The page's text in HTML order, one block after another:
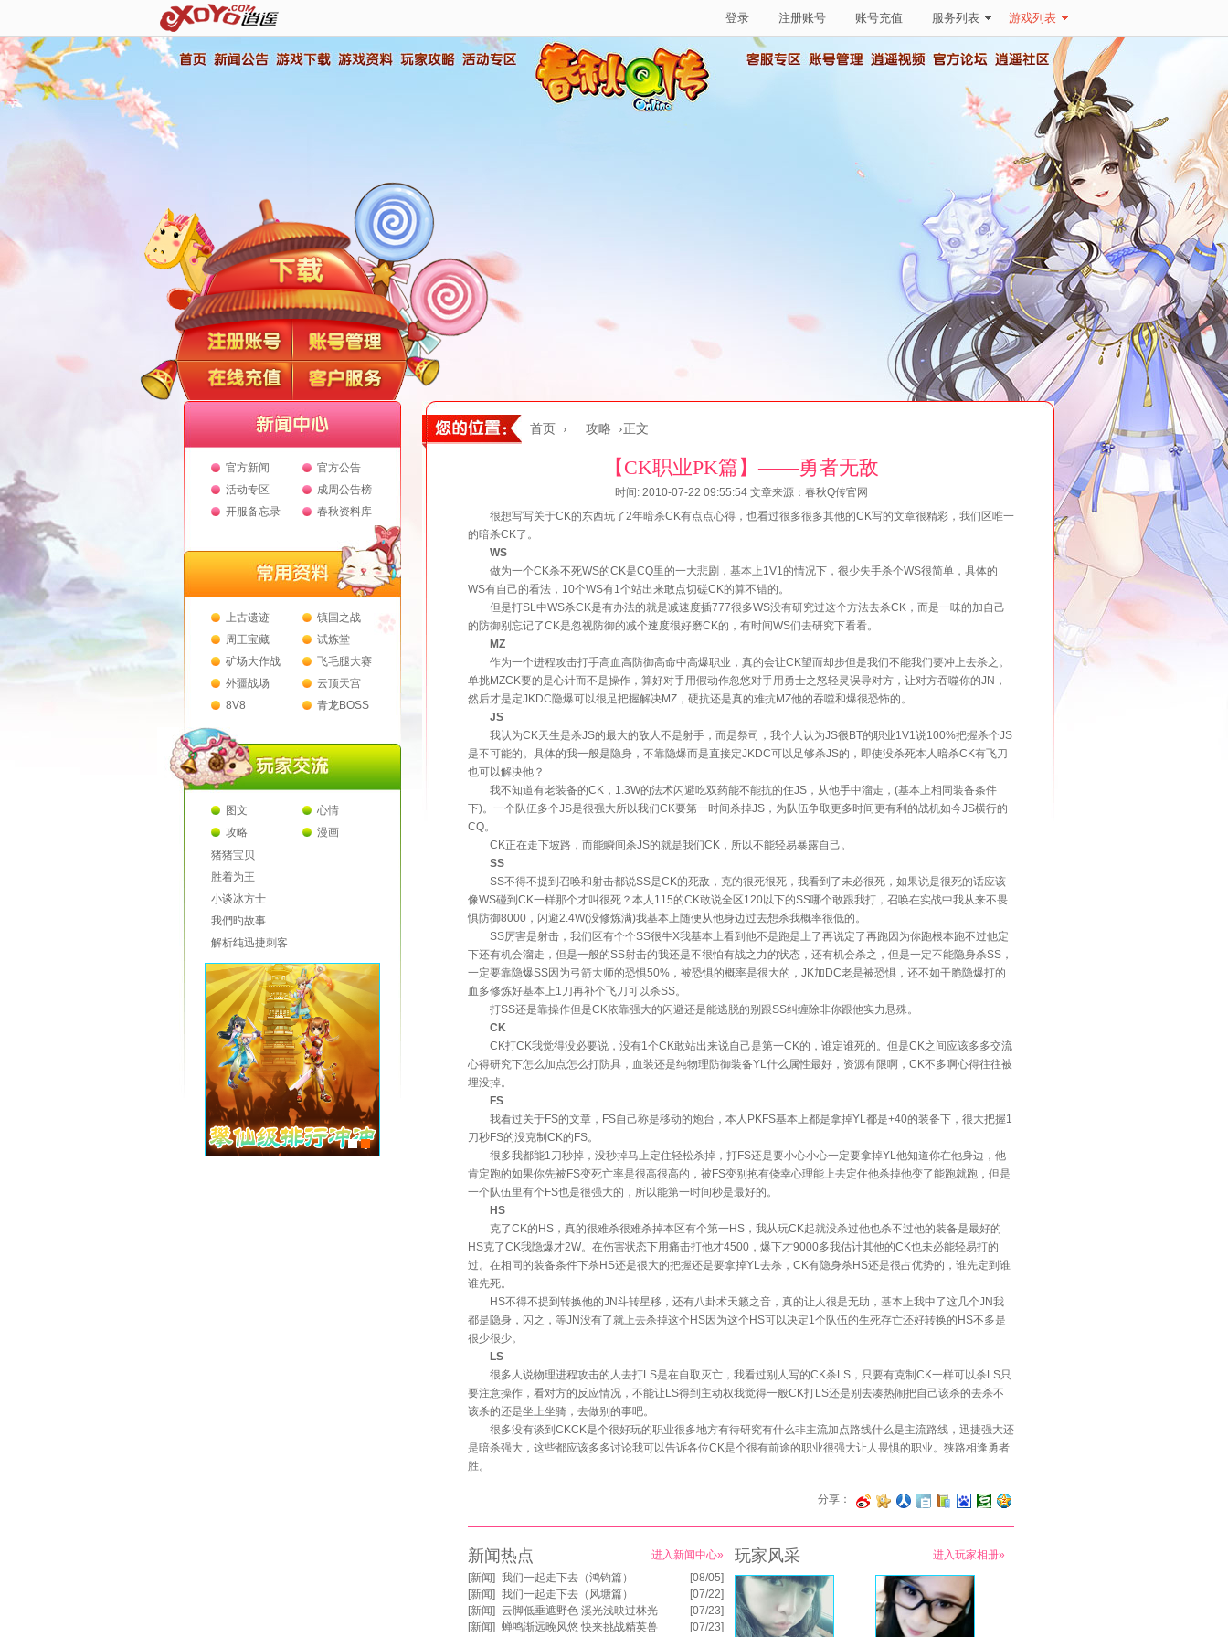
登录 注册账号 账号充值 服务列表 游戏列表
官方新闻
官方公告
活动专区
成周公告榜
开服备忘录
春秋资料库
上古遗迹
镇国之战
周王宝藏
试炼堂
矿场大作战
飞毛腿大赛
外疆战场
云顶天宫
8V8
青龙BOSS
图文
心情
攻略
漫画
猪猪宝贝
胜着为王
小谈冰方士
我們旳故事
解析纯迅捷刺客
首页 › 攻略 ›正文
【CK职业PK篇】——勇者无敌
时间: 2010-07-22 09:55:54 文章来源：春秋Q传官网
很想写写关于CK的东西玩了2年暗杀CK有点点心得，也看过很多很多其他的CK写的文章很精彩，我们区唯一
的暗杀CK了。
WS
做为一个CK杀不死WS的CK是CQ里的一大悲剧，基本上1V1的情况下，很少失手杀个WS很简单，具体的
WS有自己的看法，10个WS有1个站出来敢点切磋CK的算不错的。
但是打SL中WS杀CK是有办法的就是减速度插777很多WS没有研究过这个方法去杀CK，而是一味的加自己
的防御别忘记了CK是忽视防御的减个速度很好磨CK的，有时间WS们去研究下看看。
MZ
作为一个进程攻击打手高血高防御高命中高爆职业，真的会让CK望而却步但是我们不能我们要冲上去杀之。
单挑MZCK要的是心计而不是操作，算好对手用假动作忽悠对手用勇士之怒轻灵误导对方，让对方吞噬你的JN，
然后才是定JKDC隐爆可以很足把握解决MZ，硬抗还是真的难抗MZ他的吞噬和爆很恐怖的。
JS
我认为CK天生是杀JS的最大的敌人不是射手，而是祭司，我个人认为JS很BT的职业1V1说100%把握杀个JS
是不可能的。具体的我一般是隐身，不靠隐爆而是直接定JKDC可以足够杀JS的，即使没杀死本人暗杀CK有飞刀
也可以解决他？
我不知道有老装备的CK，1.3W的法术闪避吃双药能不能抗的住JS，从他手中溜走，(基本上相同装备条件
下)。一个队伍多个JS是很强大所以我们CK要第一时间杀掉JS，为队伍争取更多时间更有利的战机如今JS横行的
CQ。
CK正在走下坡路，而能瞬间杀JS的就是我们CK，所以不能轻易暴露自己。
SS
SS不得不提到召唤和射击都说SS是CK的死敌，克的很死很死，我看到了未必很死，如果说是很死的话应该
像WS碰到CK一样那个才叫很死？本人115的CK敢说全区120以下的SS哪个敢跟我打，召唤在实战中我从来不畏
惧防御8000，闪避2.4W(没修炼满)我基本上随便从他身边过去想杀我概率很低的。
SS厉害是射击，我们区有个个SS很牛X我基本上看到他不是跑是上了再说定了再跑因为你跑根本跑不过他定
下还有机会溜走，但是一般的SS射击的我还是不很怕有战之力的状态，还有机会杀之，但是一定不能隐身杀SS，
一定要靠隐爆SS因为弓箭大师的恐惧50%，被恐惧的概率是很大的，JK加DC老是被恐惧，还不如干脆隐爆打的
血多修炼好基本上1刀再补个飞刀可以杀SS。
打SS还是靠操作但是CK依靠强大的闪避还是能逃脱的别跟SS纠缠除非你跟他实力悬殊。
CK
CK打CK我觉得没必要说，没有1个CK敢站出来说自己是第一CK的，谁定谁死的。但是CK之间应该多多交流
心得研究下怎么加点怎么打防具，血装还是纯物理防御装备YL什么属性最好，资源有限啊，CK不多啊心得往往被
埋没掉。
FS
我看过关于FS的文章，FS自己称是移动的炮台，本人PKFS基本上都是拿掉YL都是+40的装备下，很大把握1
刀秒FS的没克制CK的FS。
很多我都能1刀秒掉，没秒掉马上定住轻松杀掉，打FS还是要小心小心一定要拿掉YL他知道你在他身边，他
肯定跑的如果你先被FS变死亡率是很高很高的，被FS变别抱有侥幸心理能上去定住他杀掉他变了能跑就跑，但是
一个队伍里有个FS也是很强大的，所以能第一时间秒是最好的。
HS
克了CK的HS，真的很难杀很难杀掉本区有个第一HS，我从玩CK起就没杀过他也杀不过他的装备是最好的
HS克了CK我隐爆才2W。在伤害状态下用痛击打他才4500，爆下才9000多我估计其他的CK也未必能轻易打的
过。在相同的装备条件下杀HS还是很大的把握还是要拿掉YL去杀，CK有隐身杀HS还是很占优势的，谁先定到谁
谁先死。
HS不得不提到转换他的JN斗转星移，还有八卦术天籁之音，真的让人很是无助，基本上我中了这几个JN我
都是隐身，闪之，等JN没有了就上去杀掉这个HS因为这个HS可以决定1个队伍的生死存亡还好转换的HS不多是
很少很少。
LS
很多人说物理进程攻击的人去打LS是在自取灭亡，我看过别人写的CK杀LS，只要有克制CK一样可以杀LS只
要注意操作，看对方的反应情况，不能让LS得到主动权我觉得一般CK打LS还是别去凑热闹把自己该杀的去杀不
该杀的还是坐上坐骑，去做别的事吧。
很多没有谈到CKCK是个很好玩的职业很多地方有待研究有什么非主流加点路线什么是主流路线，迅捷强大还
是暗杀强大，这些都应该多多讨论我可以告诉各位CK是个很有前途的职业很强大让人畏惧的职业。狭路相逢勇者
胜。
分享：
新闻热点
[08/05]
[新闻] 我们一起走下去（鸿钧篇）
[07/22]
[新闻] 我们一起走下去（风塘篇）
[07/23]
[新闻] 云脚低垂遮野色 溪光浅映过林光
[07/23]
[新闻] 蝉鸣渐远晚风悠 快来挑战精英兽
进入新闻中心» 玩家风采 进入玩家相册»